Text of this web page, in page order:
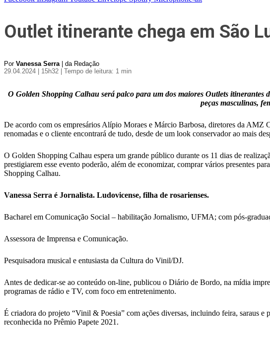
Outlet itinerante chega em São
Por Vanessa Serra| da Redação
29.04.2024 | 15h32
| Tempo de leitura: 1 min
O Golden Shopping Calhau será palco para um dos maiores Outlets itinerantes
peças masculinas,
De acordo com os empresários Alípio Moraes e Márcio Barbosa, diretores da AMZ
renomadas e o cliente encontrará de tudo, desde de um look conservador ao mais
O Golden Shopping Calhau espera um grande público durante os 11 dias de
prestigiarem esse evento poderão, além de economizar, comprar vários presentes
Shopping Calhau.
Vanessa Serra é Jornalista. Ludovicense, filha de rosarienses.
Bacharel em Comunicação Social – habilitação Jornalismo, UFMA; com pós-
Assessora de Imprensa e Comunicação.
Pesquisadora musical e entusiasta da Cultura do Vinil/DJ.
Antes de dedicar-se ao conteúdo on-line, publicou o Diário de Bordo, na mídia
programas de rádio e TV, com foco em entretenimento.
É criadora do projeto “Vinil & Poesia” com ações diversas, incluindo feira, saraus
reconhecida no Prêmio Papete 2021.